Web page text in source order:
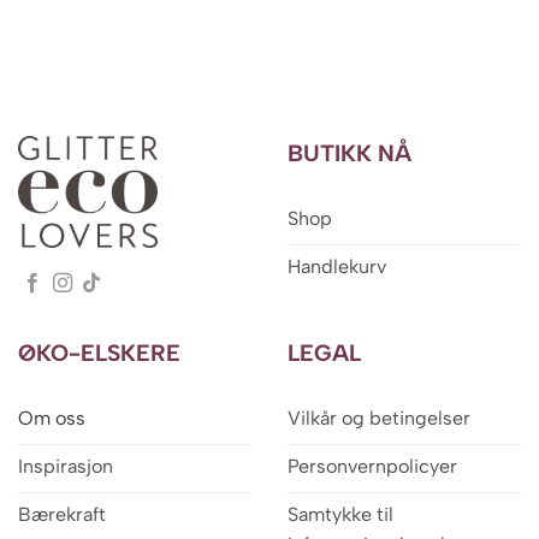
BUTIKK NÅ
Shop
Handlekurv
ØKO-ELSKERE
Om oss
Inspirasjon
Bærekraft
LEGAL
Vilkår og betingelser
Personvernpolicyer
Samtykke til